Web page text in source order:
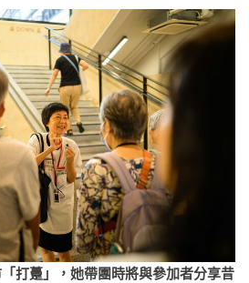
打躉」，她帶團時將與參加者分享昔